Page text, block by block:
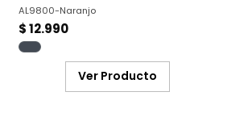
AL9800-Naranjo
$ 12.990
Ver Producto